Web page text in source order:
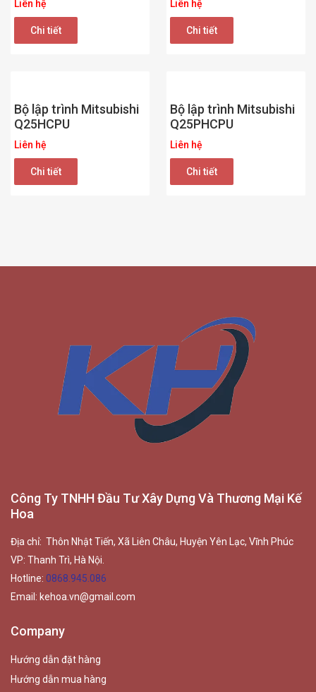
Liên hệ
Chi tiết
Liên hệ
Chi tiết
Bộ lập trình Mitsubishi
Q25HCPU
Liên hệ
Chi tiết
Bộ lập trình Mitsubishi
Q25PHCPU
Liên hệ
Chi tiết
Công Ty TNHH Đầu Tư Xây Dựng Và Thương Mại Kế
Hoa
Địa chỉ: Thôn Nhật Tiến, Xã Liên Châu, Huyện Yên Lạc, Vĩnh Phúc
VP: Thanh Trì, Hà Nội.
Hotline: 0868.945.086
Email: kehoa.vn@gmail.com
Company
Hướng dẫn đặt hàng
Hướng dẫn mua hàng